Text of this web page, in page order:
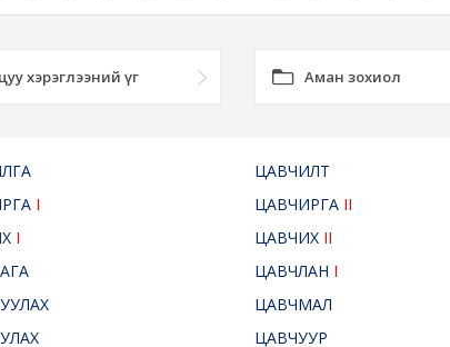
хэрэглээний үг Аман зохиол
ЦАВЧИЛТ
I ЦАВЧИРГА II
I ЦАВЧИХ II
ЦАВЧЛАН I
ЦАВЧМАЛ
ЦАВЧУУР